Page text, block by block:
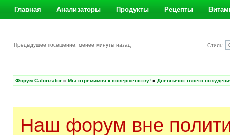
Главная Анализаторы Продукты Рецепты
Предыдущее посещение: менее минуты назад Стиль:
Форум Calorizator » Мы стремимся к совершенству! » Дневничок твоего
Наш форум вне